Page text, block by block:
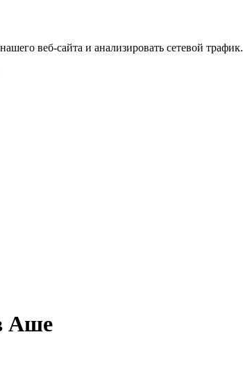
веб-сайта и анализировать сетевой трафик.
Аше